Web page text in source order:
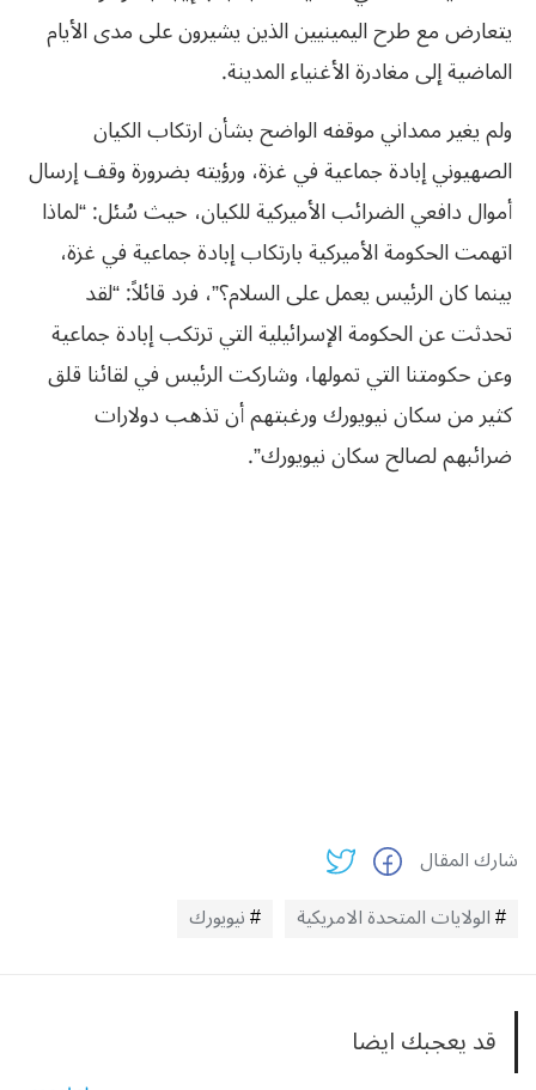
يتعارض مع طرح اليمينيين الذين يشيرون على مدى الأيام
الماضية إلى مغادرة الأغنياء المدينة.
ولم يغير ممداني موقفه الواضح بشأن ارتكاب الكيان
الصهيوني إبادة جماعية في غزة، ورؤيته بضرورة وقف إرسال
أموال دافعي الضرائب الأميركية للكيان، حيث سُئل: “لماذا
اتهمت الحكومة الأميركية بارتكاب إبادة جماعية في غزة،
بينما كان الرئيس يعمل على السلام؟”، فرد قائلاً: “لقد
تحدثت عن الحكومة الإسرائيلية التي ترتكب إبادة جماعية
وعن حكومتنا التي تمولها، وشاركت الرئيس في لقائنا قلق
كثير من سكان نيويورك ورغبتهم أن تذهب دولارات
ضرائبهم لصالح سكان نيويورك”.
شارك المقال
الولايات المتحدة الامريكية
نيويورك
قد يعجبك ايضا